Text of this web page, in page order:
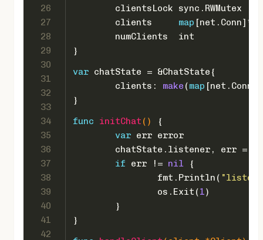
26
27
28
29
30
31
32
33
34
35
36
37
38
39
40
41
42
	clientsLock sync.RWMutex
	clients
map
	numClients
int
}
var chatState = &ChatState{
	clients:
make (map
}
func
initChat ()
{
var err error
chatState.listener, err =
if err != nil {
		fmt.Println(
"listen
		os.Exit(
1)
	}
}